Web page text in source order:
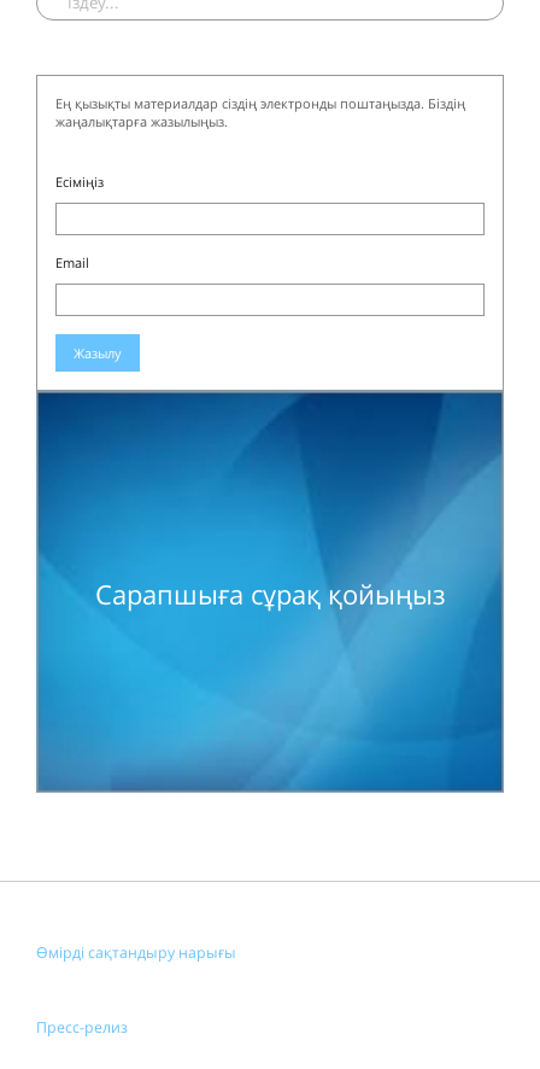
Ең қызықты материалдар сіздің электронды поштаңызда. Біздің
жаңалықтарға жазылыңыз.
Есіміңіз
Email
Жазылу
Сарапшыға сұрақ қойыңыз
Өмірді сақтандыру нарығы
Пресс-релиз